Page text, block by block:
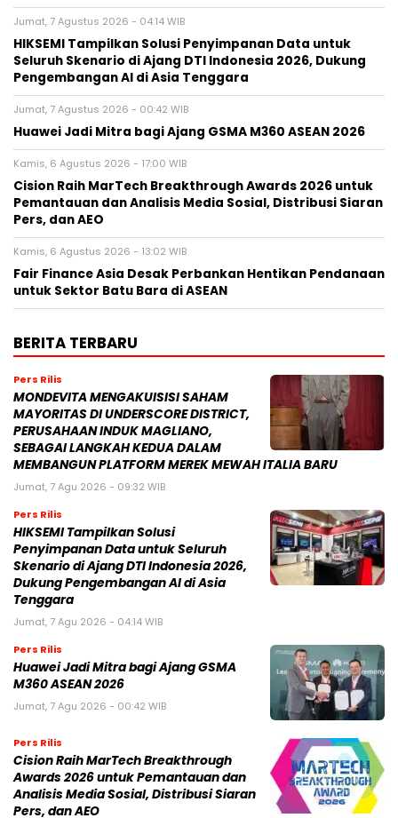
Jumat, 7 Agustus 2026 - 04:14 WIB
HIKSEMI Tampilkan Solusi Penyimpanan Data untuk
Seluruh Skenario di Ajang DTI Indonesia 2026, Dukung
Pengembangan AI di Asia Tenggara
Jumat, 7 Agustus 2026 - 00:42 WIB
Huawei Jadi Mitra bagi Ajang GSMA M360 ASEAN 2026
Kamis, 6 Agustus 2026 - 17:00 WIB
Cision Raih MarTech Breakthrough Awards 2026 untuk
Pemantauan dan Analisis Media Sosial, Distribusi Siaran
Pers, dan AEO
Kamis, 6 Agustus 2026 - 13:02 WIB
Fair Finance Asia Desak Perbankan Hentikan Pendanaan
untuk Sektor Batu Bara di ASEAN
BERITA TERBARU
Pers Rilis
MONDEVITA MENGAKUISISI SAHAM
MAYORITAS DI UNDERSCORE DISTRICT,
PERUSAHAAN INDUK MAGLIANO,
SEBAGAI LANGKAH KEDUA DALAM
MEMBANGUN PLATFORM MEREK MEWAH ITALIA BARU
Jumat, 7 Agu 2026 - 09:32 WIB
Pers Rilis
HIKSEMI Tampilkan Solusi
Penyimpanan Data untuk Seluruh
Skenario di Ajang DTI Indonesia 2026,
Dukung Pengembangan AI di Asia
Tenggara
Jumat, 7 Agu 2026 - 04:14 WIB
Pers Rilis
Huawei Jadi Mitra bagi Ajang GSMA
M360 ASEAN 2026
Jumat, 7 Agu 2026 - 00:42 WIB
Pers Rilis
Cision Raih MarTech Breakthrough
Awards 2026 untuk Pemantauan dan
Analisis Media Sosial, Distribusi Siaran
Pers, dan AEO